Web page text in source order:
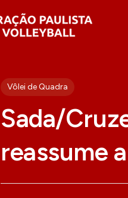
Vôlei de Quadra
Sada/
reassume